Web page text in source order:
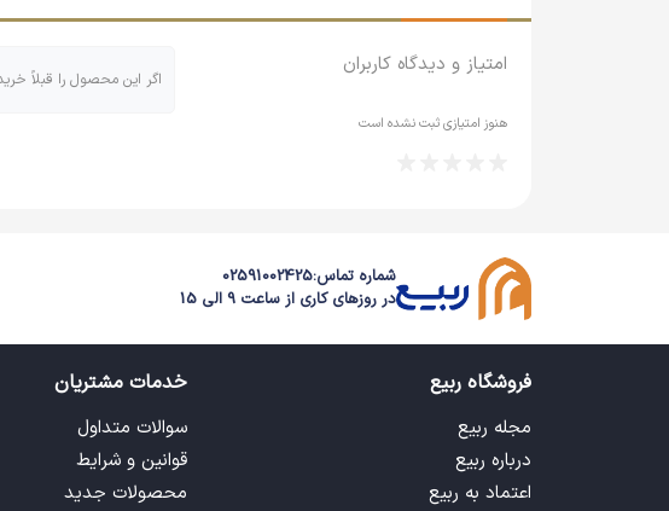
امتیاز و دیدگاه کاربران
هنوز امتیازی ثبت نشده است
اگر این محصول را قبلاً
شماره تماس:02591002425
در روزهای کاری از ساعت 9 الی 15
فروشگاه ربیع
مجله ربیع
درباره ربیع
اعتماد به ربیع
خدمات مشتریان
سوالات متداول
قوانین و شرایط
محصولات جدید